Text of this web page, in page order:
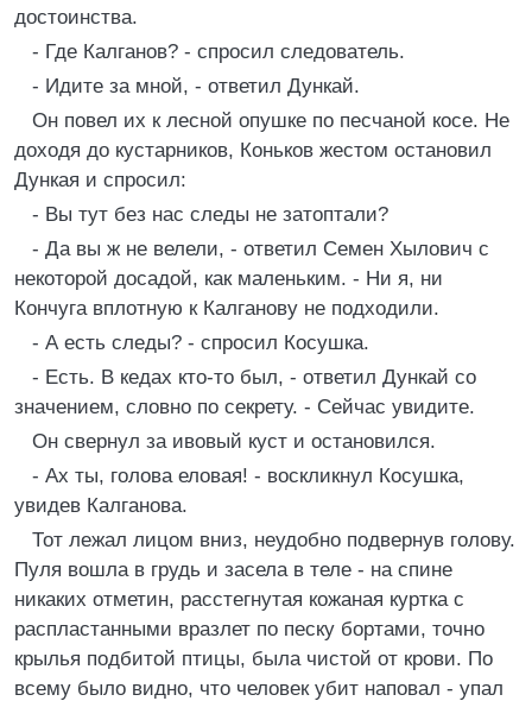
достоинства.
- Где Калганов? - спросил следователь.
- Идите за мной, - ответил Дункай.
Он повел их к лесной опушке по песчаной косе. Не
доходя до кустарников, Коньков жестом остановил
Дункая и спросил:
- Вы тут без нас следы не затоптали?
- Да вы ж не велели, - ответил Семен Хылович с
некоторой досадой, как маленьким. - Ни я, ни
Кончуга вплотную к Калганову не подходили.
- А есть следы? - спросил Косушка.
- Есть. В кедах кто-то был, - ответил Дункай со
значением, словно по секрету. - Сейчас увидите.
Он свернул за ивовый куст и остановился.
- Ах ты, голова еловая! - воскликнул Косушка,
увидев Калганова.
Тот лежал лицом вниз, неудобно подвернув голову.
Пуля вошла в грудь и засела в теле - на спине
никаких отметин, расстегнутая кожаная куртка с
распластанными вразлет по песку бортами, точно
крылья подбитой птицы, была чистой от крови. По
всему было видно, что человек убит наповал - упал